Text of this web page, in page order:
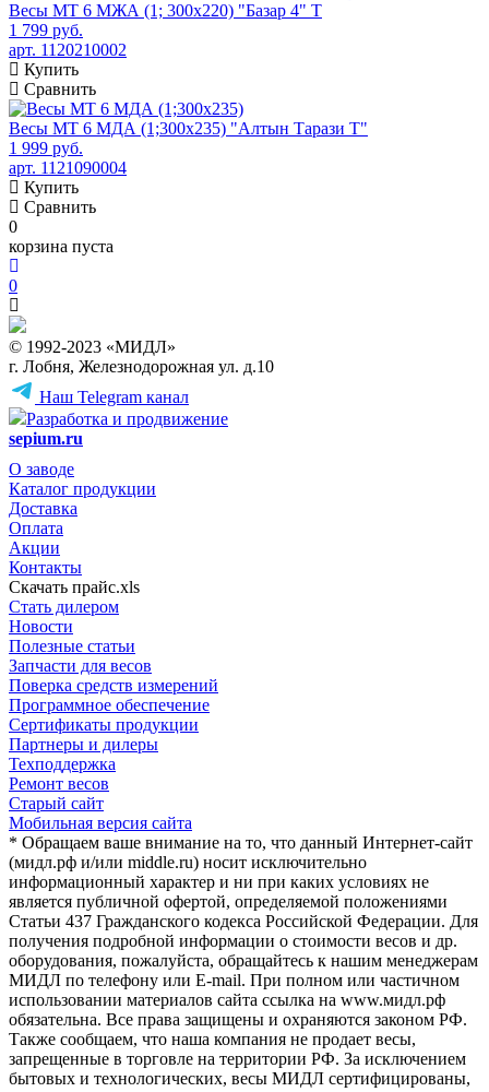
Весы МТ 6 МЖА (1; 300х220) "Базар 4" Т
1 799 руб.
арт. 1120210002
Купить
Сравнить
Весы МТ 6 МДА (1;300x235) "Алтын Тарази Т"
1 999 руб.
арт. 1121090004
Купить
Сравнить
0
корзина пуста
0
© 1992-2023 «МИДЛ»
г. Лобня, Железнодорожная ул. д.10
Наш Telegram канал
Разработка и продвижение
sepium.ru
О заводе
Каталог продукции
Доставка
Оплата
Акции
Контакты
Скачать прайс.xls
Стать дилером
Новости
Полезные статьи
Запчасти для весов
Поверка средств измерений
Программное обеспечение
Сертификаты продукции
Партнеры и дилеры
Техподдержка
Ремонт весов
Старый сайт
Мобильная версия сайта
* Обращаем ваше внимание на то, что данный Интернет-сайт
(мидл.рф и/или middle.ru) носит исключительно
информационный характер и ни при каких условиях не
является публичной офертой, определяемой положениями
Статьи 437 Гражданского кодекса Российской Федерации. Для
получения подробной информации о стоимости весов и др.
оборудования, пожалуйста, обращайтесь к нашим менеджерам
МИДЛ по телефону или E-mail. При полном или частичном
использовании материалов сайта ссылка на www.мидл.рф
обязательна. Все права защищены и охраняются законом РФ.
Также сообщаем, что наша компания не продает весы,
запрещенные в торговле на территории РФ. За исключением
бытовых и технологических, весы МИДЛ сертифицированы,